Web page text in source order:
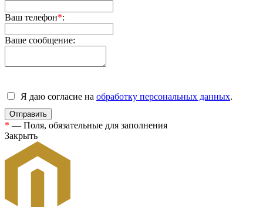
Ваш телефон*:
Ваше сообщение:
Я даю согласие на обработку персональных данных.
* — Поля, обязательные для заполнения
Закрыть